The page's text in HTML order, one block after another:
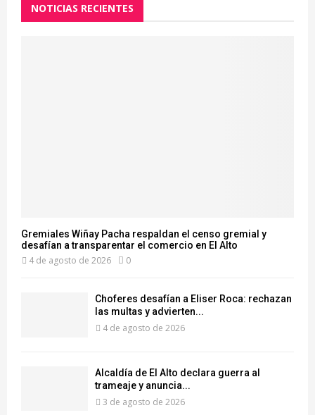
NOTICIAS RECIENTES
Gremiales Wiñay Pacha respaldan el censo gremial y
desafían a transparentar el comercio en El Alto
4 de agosto de 2026 0
Choferes desafían a Eliser Roca: rechazan
las multas y advierten...
4 de agosto de 2026
‎Alcaldía de El Alto declara guerra al
trameaje y anuncia...
3 de agosto de 2026